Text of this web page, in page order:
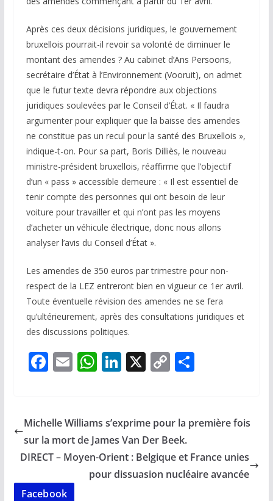
Après ces deux décisions juridiques, le gouvernement
bruxellois pourrait-il revoir sa volonté de diminuer le
montant des amendes ? Au cabinet d’Ans Persoons,
secrétaire d’État à l’Environnement (Vooruit), on admet
que le futur texte devra répondre aux objections
juridiques soulevées par le Conseil d’État. « Il faudra
argumenter pour expliquer que la baisse des amendes
ne constitue pas un recul pour la santé des Bruxellois »,
indique-t-on. Pour sa part, Boris Dilliès, le nouveau
ministre-président bruxellois, réaffirme que l’objectif
d’un « pass » accessible demeure : « Il est essentiel de
tenir compte des personnes qui ont besoin de leur
voiture pour travailler et qui n’ont pas les moyens
d’acheter un véhicule électrique, donc nous allons
analyser l’avis du Conseil d’État ».
Les amendes de 350 euros par trimestre pour non-
respect de la LEZ entreront bien en vigueur ce 1er avril.
Toute éventuelle révision des amendes ne se fera
qu’ultérieurement, après des consultations juridiques et
des discussions politiques.
F
b
o
o
k
E
l
W
s
A
p
p
Li
e
dI
n
X C
y
Li
n
k
P
g
Michelle Williams s’exprime pour la première fois
sur la mort de James Van Der Beek.
DIRECT – Moyen-Orient : Belgique et France unies
pour dissuasion nucléaire avancée
Facebook